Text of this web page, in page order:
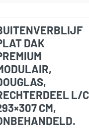
DAK
L/
CM,